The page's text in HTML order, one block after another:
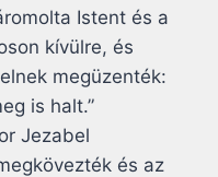
Istent és a
kívülre, és
megüzenték:
is halt.”
Jezabel
és az